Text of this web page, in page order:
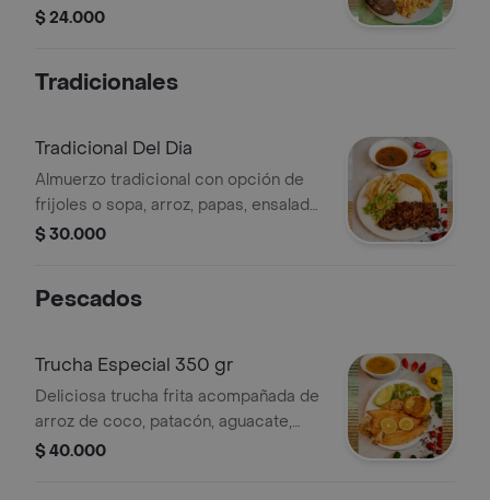
$ 24.000
Tradicionales
Tradicional Del Dia
Almuerzo tradicional con opción de
frijoles o sopa, arroz, papas, ensalada,
tajada, carne a elección (150 g) y
$ 30.000
Pescados
Trucha Especial 350 gr
Deliciosa trucha frita acompañada de
arroz de coco, patacón, aguacate,
ensalada y bebida .
$ 40.000